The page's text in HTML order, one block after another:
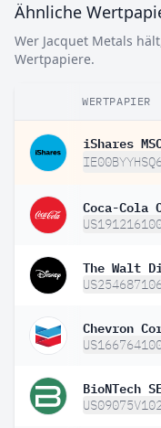
Ähnliche
Wer Jacquet Metals
Wertpapiere.
WERTPAPIER
Coca-Cola
The Walt
Chevron
BioNTech